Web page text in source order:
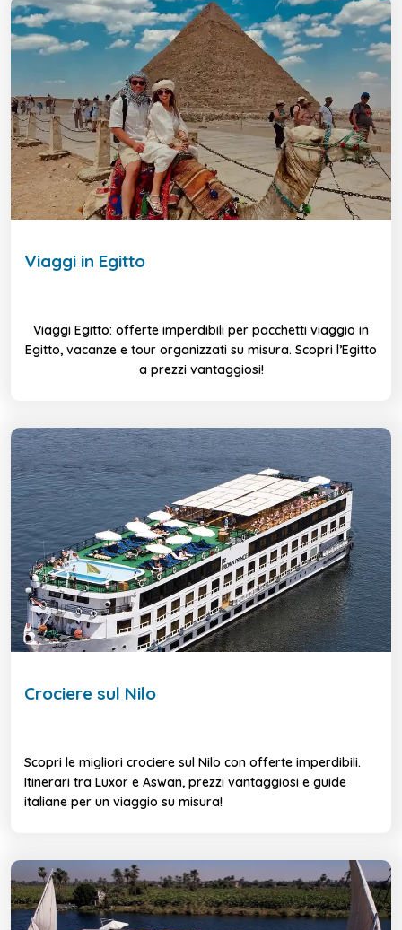
Viaggi in Egitto
Viaggi Egitto: offerte imperdibili per pacchetti viaggio in
Egitto, vacanze e tour organizzati su misura. Scopri l’Egitto
a prezzi vantaggiosi!
Crociere sul Nilo
Scopri le migliori crociere sul Nilo con offerte imperdibili.
Itinerari tra Luxor e Aswan, prezzi vantaggiosi e guide
italiane per un viaggio su misura!